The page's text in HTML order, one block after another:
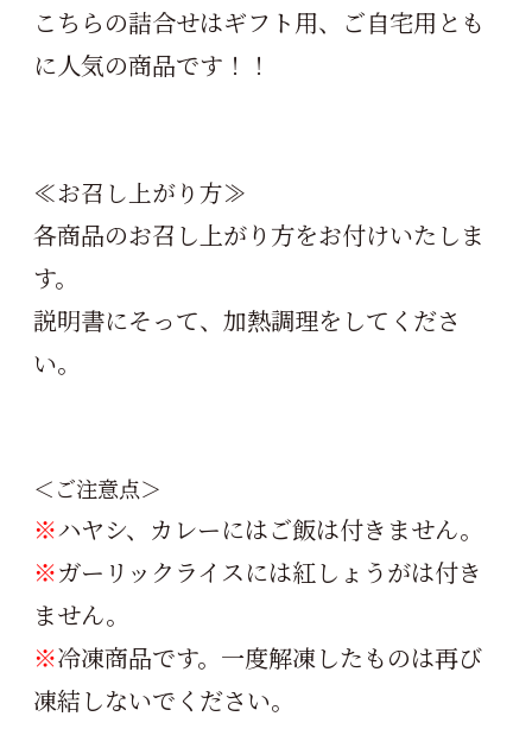
こちらの詰合せはギフト用、ご自宅用とも
に人気の商品です！！
≪お召し上がり方≫
各商品のお召し上がり方をお付けいたしま
す。
説明書にそって、加熱調理をしてくださ
い。
＜ご注意点＞
※ハヤシ、カレーにはご飯は付きません。
※ガーリックライスには紅しょうがは付き
ません。
※冷凍商品です。一度解凍したものは再び
凍結しないでください。